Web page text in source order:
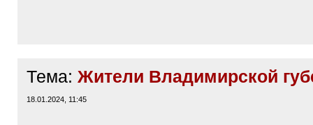
Тема: Жители Владимирской
18.01.2024, 11:45